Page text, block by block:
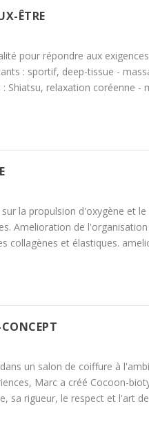
ÊTRE
pour répondre aux
: sportif, deep-tissue -
Shiatsu, relaxation coréenne -
la propulsion d'oxygène et
Amelioration de
collagènes et élastiques.
un salon de coiffure à
Marc a créé Cocoon-
sa rigueur, le respect et l'art